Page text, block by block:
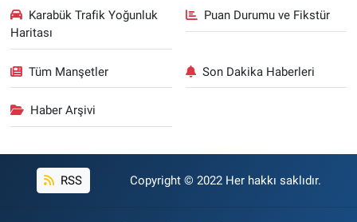
Karabük Trafik Yoğunluk
Haritası
Puan Durumu ve Fikstür
Tüm Manşetler Son Dakika Haberleri
Haber Arşivi
RSS Copyright © 2022 Her hakkı saklıdır.